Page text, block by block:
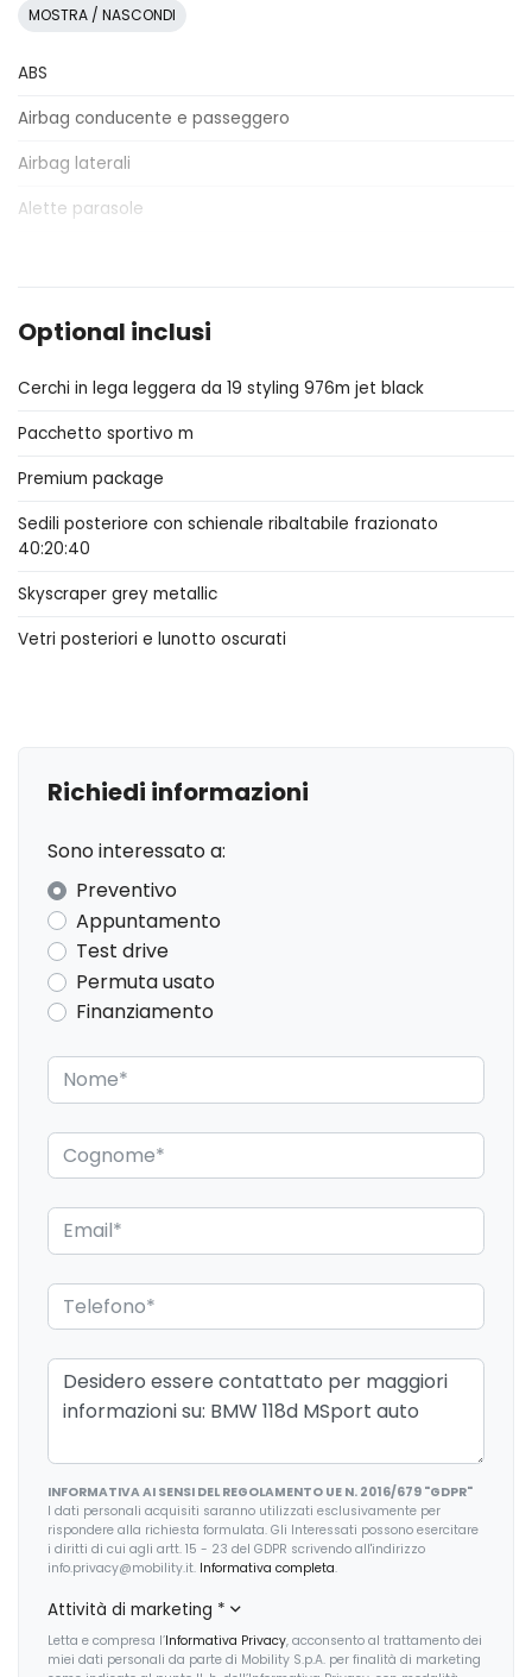
MOSTRA / NASCONDI
ABS
Airbag conducente e passeggero
Airbag laterali
Alette parasole
Assistente al parcheggio
Attacchi Isofix per seggiolini
Badge esterno identificativo
Bracciolo anteriore
Cambio automatico
Fari a led
Fari con accensione automatica + sensore pioggia
Freno di stazionamento elettrico
Illuminazione ambientale
Illuminazione bagagliaio
Indicatore cambio marcia
Interni personalizzazione colori
Luci di emergenza
Pacchetto sicurezza
Personalizzazione colori esterni
Personalizzazioni Linea e Stile
Presa 12V aggiuntiva
Radio DAB
Regolatore di velocità - Cruise Control
Sedile riscaldato lato guidatore
Sedili anteriori regolabili
Optional inclusi
Cerchi in lega leggera da 19 styling 976m jet black
Pacchetto sportivo m
Premium package
Sedili posteriore con schienale ribaltabile frazionato
40:20:40
Skyscraper grey metallic
Vetri posteriori e lunotto oscurati
Richiedi informazioni
Sono interessato a:
Preventivo
Appuntamento
Test drive
Permuta usato
Finanziamento
INFORMATIVA AI SENSI DEL REGOLAMENTO UE N. 2016/679 "GDPR"
I dati personali acquisiti saranno utilizzati esclusivamente per
rispondere alla richiesta formulata. Gli Interessati possono esercitare
i diritti di cui agli artt. 15 - 23 del GDPR scrivendo all'indirizzo
info.privacy@mobility.it. Informativa completa.
Attività di marketing *
Letta e compresa l’Informativa Privacy, acconsento al trattamento dei
miei dati personali da parte di Mobility S.p.A. per finalità di marketing